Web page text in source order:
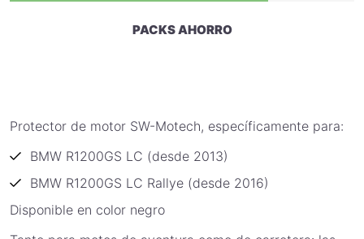
PACKS AHORRO
Protector de motor SW-Motech, específicamente para:
BMW R1200GS LC (desde 2013)
BMW R1200GS LC Rallye (desde 2016)
Disponible en color negro